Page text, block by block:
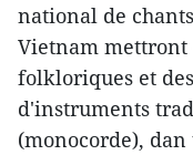
national de
Vietnam mettront
folkloriques et
d'instruments
(monocorde),